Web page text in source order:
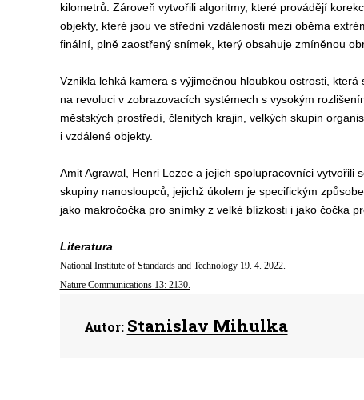
kilometrů. Zároveň vytvořili algoritmy, které provádějí
objekty, které jsou ve střední vzdálenosti mezi oběma
finální, plně zaostřený snímek, který obsahuje zmíněnou
Vznikla lehká kamera s výjimečnou hloubkou ostrosti,
na revoluci v zobrazovacích systémech s vysokým
městských prostředí, členitých krajin, velkých skupin
i vzdálené objekty.
Amit Agrawal, Henri Lezec a jejich spolupracovníci vytvořili
skupiny nanosloupců, jejichž úkolem je specifickým
jako makročočka pro snímky z velké blízkosti i jako čočka
Literatura
National Institute of Standards and Technology 19. 4. 2022.
Nature Communications 13: 2130.
Autor: Stanislav Mihulka